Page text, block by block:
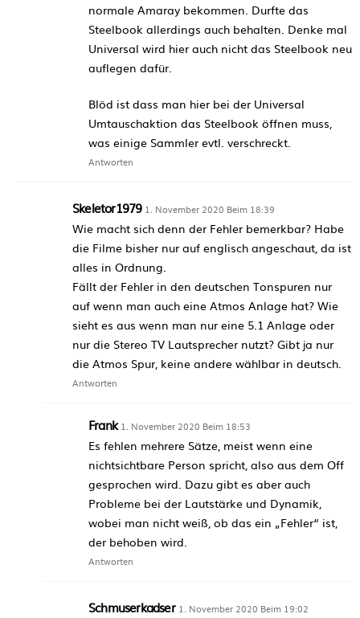
normale Amaray bekommen. Durfte das
Steelbook allerdings auch behalten. Denke mal
Universal wird hier auch nicht das Steelbook neu
auflegen dafür.
Blöd ist dass man hier bei der Universal
Umtauschaktion das Steelbook öffnen muss,
was einige Sammler evtl. verschreckt.
Antworten
Skeletor1979 1. November 2020 Beim 18:39
Wie macht sich denn der Fehler bemerkbar? Habe
die Filme bisher nur auf englisch angeschaut, da ist
alles in Ordnung.
Fällt der Fehler in den deutschen Tonspuren nur
auf wenn man auch eine Atmos Anlage hat? Wie
sieht es aus wenn man nur eine 5.1 Anlage oder
nur die Stereo TV Lautsprecher nutzt? Gibt ja nur
die Atmos Spur, keine andere wählbar in deutsch.
Antworten
Frank 1. November 2020 Beim 18:53
Es fehlen mehrere Sätze, meist wenn eine
nichtsichtbare Person spricht, also aus dem Off
gesprochen wird. Dazu gibt es aber auch
Probleme bei der Lautstärke und Dynamik,
wobei man nicht weiß, ob das ein „Fehler“ ist,
der behoben wird.
Antworten
Schmuserkadser 1. November 2020 Beim 19:02